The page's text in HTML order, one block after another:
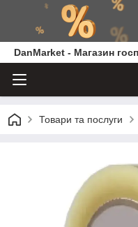
DanMarket - Магазин
Товари та послуги